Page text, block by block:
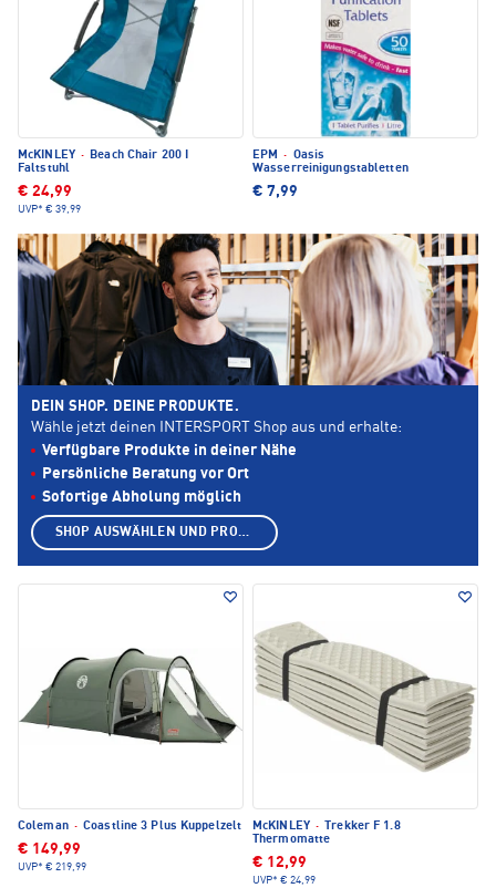
McKINLEY ·
Beach Chair 200 I
Faltstuhl
€ 24,99
UVP* € 39,99
EPM · Oasis
Wasserreinigungstabletten
€ 7,99
Coleman · Coastline 3 Plus Kuppelzelt
€ 149,99
UVP* € 219,99
McKINLEY ·
Trekker F 1.8
Thermomatte
€ 12,99
UVP* € 24,99
DEIN SHOP. DEINE PRODUKTE.
Wähle jetzt deinen INTERSPORT Shop aus und erhalte:
Verfügbare Produkte in deiner Nähe
Persönliche Beratung vor Ort
Sofortige Abholung möglich
SHOP AUSWÄHLEN UND PRODUKTE ANZEIGEN